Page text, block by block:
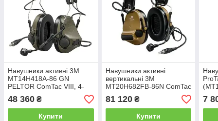
Навушники активні 3M
MT14H418A-86 GN
PELTOR ComTac VIII, 4-
контакт (NATO), 29 dB
48 360 ₴
Купити
Навушники активні
вертикальні 3M
MT20H682FB-86N ComTac
VI NATO
81 120₴
Купити
7